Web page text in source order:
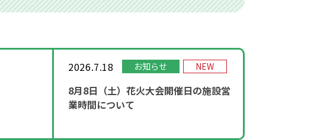
2026.7.18 お知らせ NEW
8月8日（土）花火大会開催日の施設営
業時間について